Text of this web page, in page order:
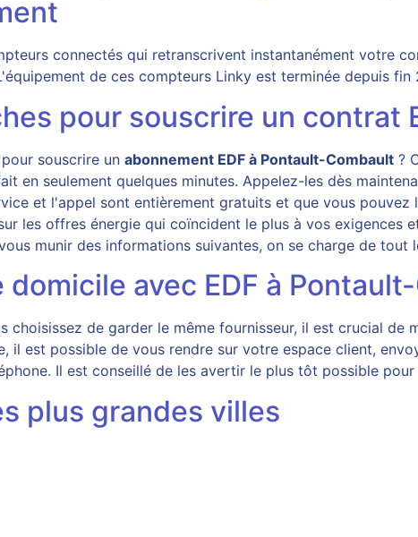
connectés qui retranscrivent instantanément votre
de ces compteurs Linky est terminée depuis fin
pour souscrire un contrat
souscrire un abonnement EDF à Pontault-Combault ?
en seulement quelques minutes. Appelez-les dès
et l'appel sont entièrement gratuits et que vous
les offres énergie qui coïncident le plus à vos exigences
munir des informations suivantes, on se charge de tout
domicile avec EDF à
choisissez de garder le même fournisseur, il est crucial
il est possible de vous rendre sur votre espace client,
Il est conseillé de les avertir le plus tôt possible
plus grandes villes